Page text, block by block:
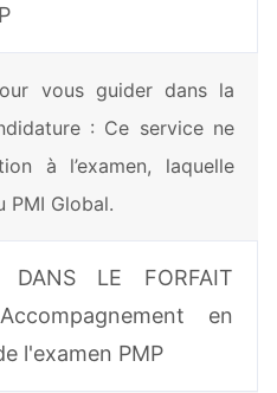
vous guider dans la
: Ce service ne
à l’examen, laquelle
PMI Global.
DANS LE FORFAIT
en
l'examen PMP